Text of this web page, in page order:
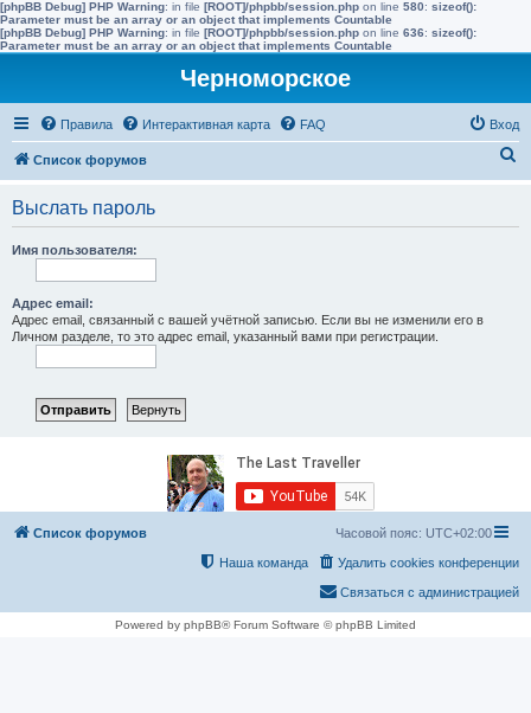
[phpBB Debug] PHP Warning: in file [ROOT]/phpbb/session.php on line 580: sizeof():
Parameter must be an array or an object that implements Countable
[phpBB Debug] PHP Warning: in file [ROOT]/phpbb/session.php on line 636: sizeof():
Parameter must be an array or an object that implements Countable
Черноморское
Правила Интерактивная карта FAQ Вход
Список форумов
Выслать пароль
Имя пользователя:
Адрес email:
Адрес email, связанный с вашей учётной записью. Если вы не изменили его в
Личном разделе, то это адрес email, указанный вами при регистрации.
Список форумов Часовой пояс: UTC+02:00
Удалить cookies конференции
Наша команда
Связаться с администрацией
Powered by phpBB® Forum Software © phpBB Limited